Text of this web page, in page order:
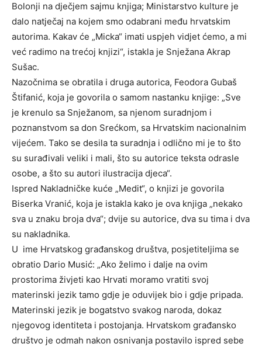
Bolonji na dječjem sajmu knjiga; Ministarstvo kulture je
dalo natječaj na kojem smo odabrani među hrvatskim
autorima. Kakav će „Micka“ imati uspjeh vidjet ćemo, a mi
već radimo na trećoj knjizi“, istakla je Snježana Akrap
Sušac.
Nazočnima se obratila i druga autorica, Feodora Gubaš
Štifanić, koja je govorila o samom nastanku knjige: „Sve
je krenulo sa Snježanom, sa njenom suradnjom i
poznanstvom sa don Srećkom, sa Hrvatskim nacionalnim
vijećem. Tako se desila ta suradnja i odlično mi je to što
su surađivali veliki i mali, što su autorice teksta odrasle
osobe, a što su autori ilustracija djeca“.
Ispred Nakladničke kuće „Medit“, o knjizi je govorila
Biserka Vranić, koja je istakla kako je ova knjiga „nekako
sva u znaku broja dva“; dvije su autorice, dva su tima i dva
su nakladnika.
U ime Hrvatskog građanskog društva, posjetiteljima se
obratio Dario Musić: „Ako želimo i dalje na ovim
prostorima živjeti kao Hrvati moramo vratiti svoj
materinski jezik tamo gdje je oduvijek bio i gdje pripada.
Materinski jezik je bogatstvo svakog naroda, dokaz
njegovog identiteta i postojanja. Hrvatskom građansko
društvo je odmah nakon osnivanja postavilo ispred sebe